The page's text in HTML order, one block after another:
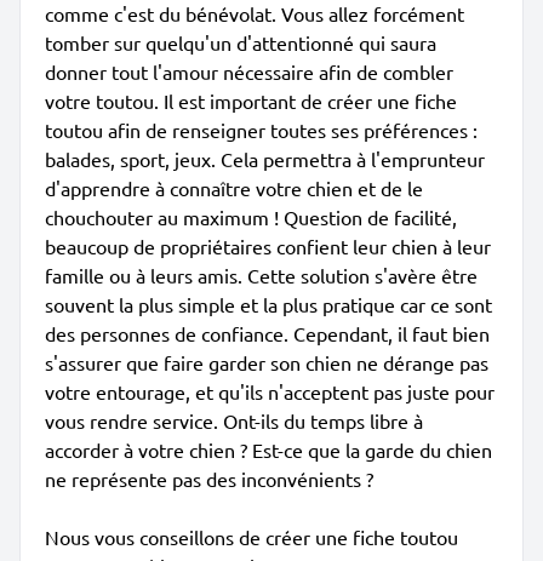
comme c'est du bénévolat. Vous allez forcément
tomber sur quelqu'un d'attentionné qui saura
donner tout l'amour nécessaire afin de combler
votre toutou. Il est important de créer une fiche
toutou afin de renseigner toutes ses préférences :
balades, sport, jeux. Cela permettra à l'emprunteur
d'apprendre à connaître votre chien et de le
chouchouter au maximum ! Question de facilité,
beaucoup de propriétaires confient leur chien à leur
famille ou à leurs amis. Cette solution s'avère être
souvent la plus simple et la plus pratique car ce sont
des personnes de confiance. Cependant, il faut bien
s'assurer que faire garder son chien ne dérange pas
votre entourage, et qu'ils n'acceptent pas juste pour
vous rendre service. Ont-ils du temps libre à
accorder à votre chien ? Est-ce que la garde du chien
ne représente pas des inconvénients ?
Nous vous conseillons de créer une fiche toutou